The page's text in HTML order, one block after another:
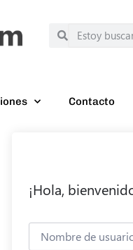
Contacto
¡Hola,